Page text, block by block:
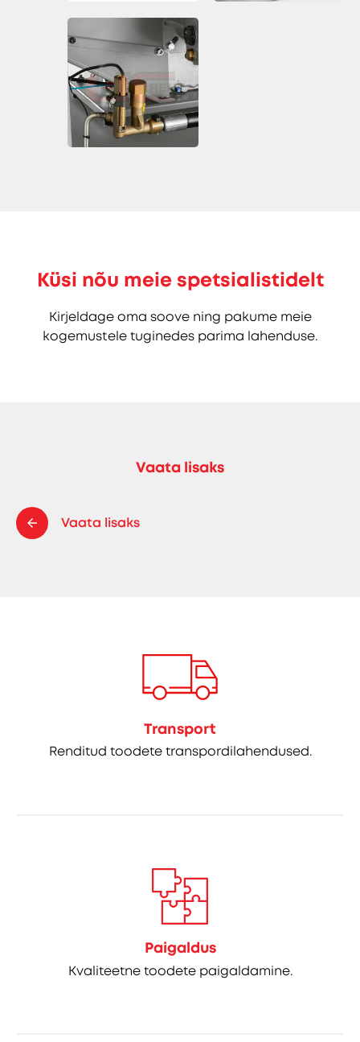
Küsi nõu meie spetsialistidelt
Kirjeldage oma soove ning pakume meie
kogemustele tuginedes parima lahenduse.
Vaata lisaks
Vaata lisaks
Transport
Renditud toodete transpordilahendused.
Paigaldus
Kvaliteetne toodete paigaldamine.